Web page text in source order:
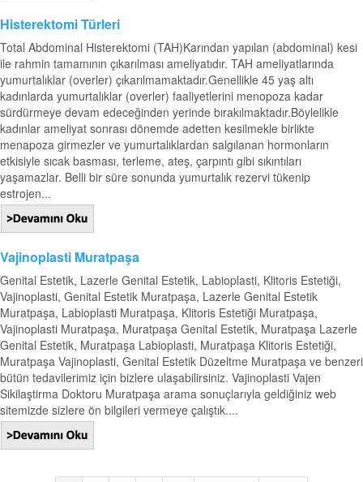
Histerektomi Türleri
Total Abdominal Histerektomi (TAH)Karından yapılan (abdominal) kesi
ile rahmin tamamının çıkarılması ameliyatıdır. TAH ameliyatlarında
yumurtalıklar (overler) çıkarılmamaktadır.Genellikle 45 yaş altı
kadınlarda yumurtalıklar (overler) faaliyetlerini menopoza kadar
sürdürmeye devam edeceğinden yerinde bırakılmaktadır.Böylelikle
kadınlar ameliyat sonrası dönemde adetten kesilmekle birlikte
menapoza girmezler ve yumurtalıklardan salgılanan hormonların
etkisiyle sıcak basması, terleme, ateş, çarpıntı gibi sıkıntıları
yaşamazlar. Belli bir süre sonunda yumurtalık rezervi tükenip
estrojen...
Vajinoplasti Muratpaşa
Genital Estetik, Lazerle Genital Estetik, Labioplasti, Klitoris Estetiği,
Vajinoplasti, Genital Estetik Muratpaşa, Lazerle Genital Estetik
Muratpaşa, Labioplasti Muratpaşa, Klitoris Estetiği Muratpaşa,
Vajinoplasti Muratpaşa, Muratpaşa Genital Estetik, Muratpaşa Lazerle
Genital Estetik, Muratpaşa Labioplasti, Muratpaşa Klitoris Estetiği,
Muratpaşa Vajinoplasti, Genital Estetik Düzeltme Muratpaşa ve benzeri
bütün tedavilerimiz için bizlere ulaşabilirsiniz. Vajinoplasti Vajen
Sikilaştirma Doktoru Muratpaşa arama sonuçlarıyla geldiğiniz web
sitemizde sizlere ön bilgileri vermeye çalıştık....